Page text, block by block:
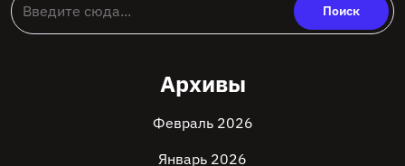
Архивы
Февраль 2026
Январь 2026